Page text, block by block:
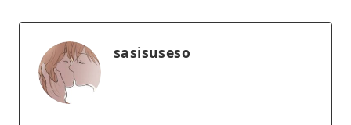
sasisuseso